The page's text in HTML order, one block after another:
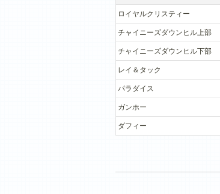
ロイヤルクリスティー
チャイニーズダウンヒル上部
チャイニーズダウンヒル下部
レイ＆タック
パラダイス
ガンホー
ダフィー